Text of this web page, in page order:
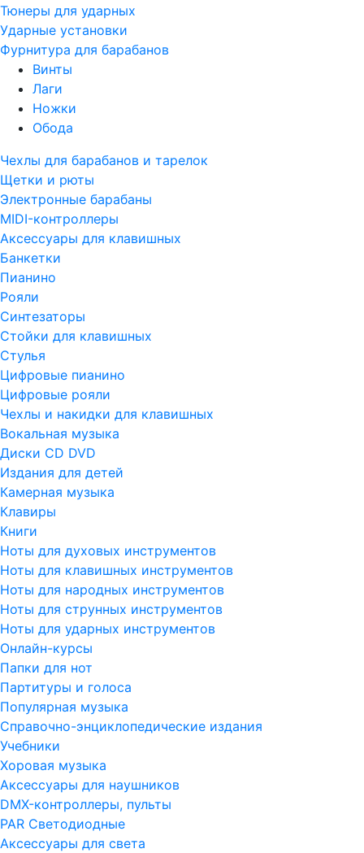
Тюнеры для ударных
Ударные установки
Фурнитура для барабанов
Винты
Лаги
Ножки
Обода
Чехлы для барабанов и тарелок
Щетки и рюты
Электронные барабаны
MIDI-контроллеры
Аксессуары для клавишных
Банкетки
Пианино
Рояли
Синтезаторы
Стойки для клавишных
Стулья
Цифровые пианино
Цифровые рояли
Чехлы и накидки для клавишных
Вокальная музыка
Диски CD DVD
Издания для детей
Камерная музыка
Клавиры
Книги
Ноты для духовых инструментов
Ноты для клавишных инструментов
Ноты для народных инструментов
Ноты для струнных инструментов
Ноты для ударных инструментов
Онлайн-курсы
Папки для нот
Партитуры и голоса
Популярная музыка
Справочно-энциклопедические издания
Учебники
Хоровая музыка
Аксессуары для наушников
DMX-контроллеры, пульты
PAR Светодиодные
Аксессуары для света